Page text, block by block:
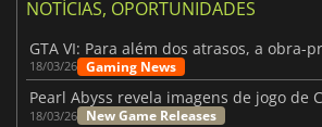
NOTÍCIAS, OPORTUNIDADES
18/03/26 Gaming News
18/03/26 New Game Releases